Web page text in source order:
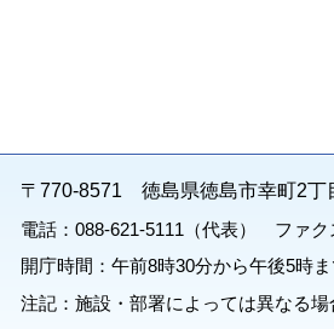
〒770-8571 徳島県徳島市幸町2丁
電話：088-621-5111（代表） ファク
開庁時間：午前8時30分から午後5時
注記：施設・部署によっては異なる